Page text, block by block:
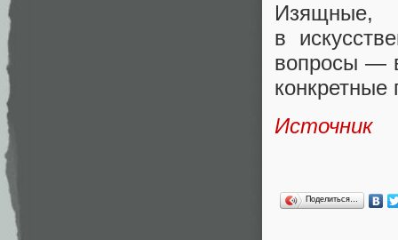
Изящные,
в
вопросы —
Источник
Поделиться…